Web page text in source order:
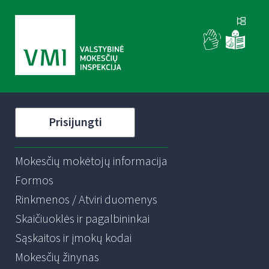
Prisijungti
Mokesčių mokėtojų informacija
Formos
Rinkmenos / Atviri duomenys
Skaičiuoklės ir pagalbininkai
Sąskaitos ir įmokų kodai
Mokesčių žinynas